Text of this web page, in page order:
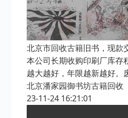
北京市回收古籍旧书，现款
本公司长期收购印刷厂库存
越大越好，年限越新越好。
北京潘家园御书坊古籍回收
23-11-24 16:21:01